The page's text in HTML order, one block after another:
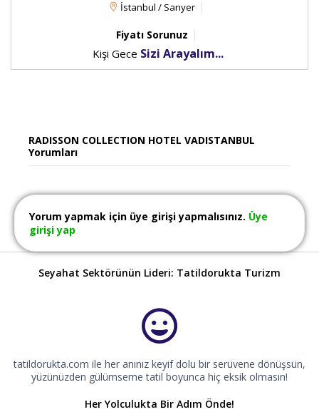
İstanbul / Sarıyer
Fiyatı Sorunuz
Kişi Gece Sizi Arayalım...
RADISSON COLLECTION HOTEL VADISTANBUL
Yorumları
Yorum yapmak için üye girişi yapmalısınız. Üye
girişi yap
Seyahat Sektörünün Lideri: Tatildorukta Turizm
tatildorukta.com ile her anınız keyif dolu bir serüvene dönüşsün,
yüzünüzden gülümseme tatil boyunca hiç eksik olmasın!
Her Yolculukta Bir Adım Önde!